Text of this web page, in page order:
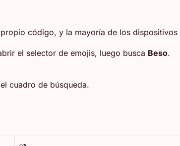
código, y la mayoría de los
el selector de emojis, luego busca Beso.
cuadro de búsqueda.